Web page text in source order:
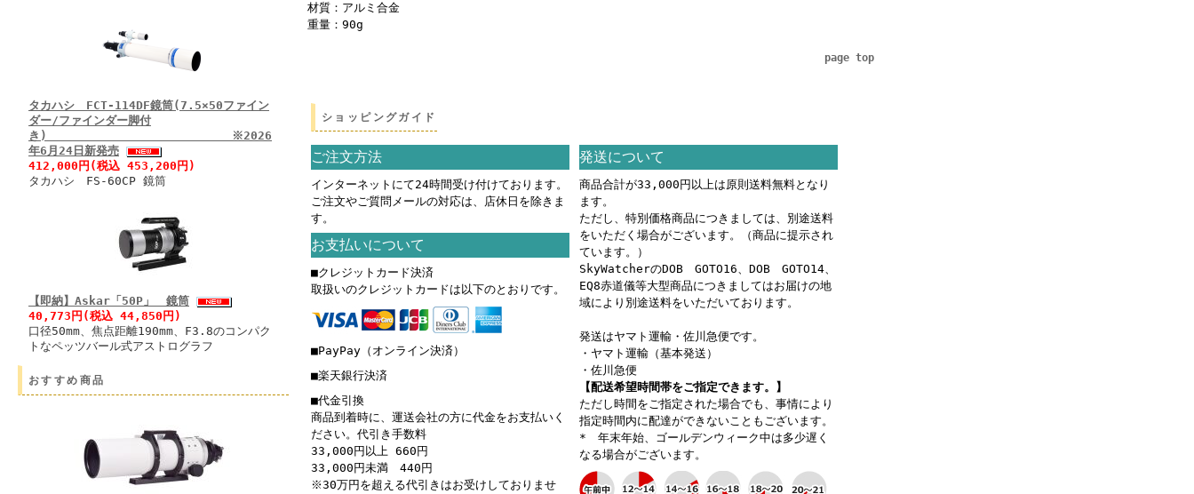
タカハシ FCT-114DF鏡筒(7.5×50ファイン
ダー/ファインダー脚付
き) ※2026
年6月24日新発売
412,000円(税込 453,200円)
タカハシ FS-60CP 鏡筒
【即納】Askar「50P」 鏡筒
40,773円(税込 44,850円)
口径50mm、焦点距離190mm、F3.8のコンパク
トなペッツバール式アストログラフ
おすすめ商品
材質：アルミ合金
重量：90g
page top
ショッピングガイド
ご注文方法
インターネットにて24時間受け付けております。
ご注文やご質問メールの対応は、店休日を除きま
す。
お支払いについて
■クレジットカード決済
取扱いのクレジットカードは以下のとおりです。
■PayPay（オンライン決済）
■楽天銀行決済
■代金引換
商品到着時に、運送会社の方に代金をお支払いく
ださい。代引き手数料
33,000円以上 660円
33,000円未満 440円
※30万円を超える代引きはお受けしておりませ
発送について
商品合計が33,000円以上は原則送料無料となり
ます。
ただし、特別価格商品につきましては、別途送料
をいただく場合がございます。（商品に提示され
ています。）
SkyWatcherのDOB GOTO16、DOB GOTO14、
EQ8赤道儀等大型商品につきましてはお届けの地
域により別途送料をいただいております。
発送はヤマト運輸・佐川急便です。
・ヤマト運輸（基本発送）
・佐川急便
【配送希望時間帯をご指定できます。】
ただし時間をご指定された場合でも、事情により
指定時間内に配達ができないこともございます。
* 年末年始、ゴールデンウィーク中は多少遅く
なる場合がございます。